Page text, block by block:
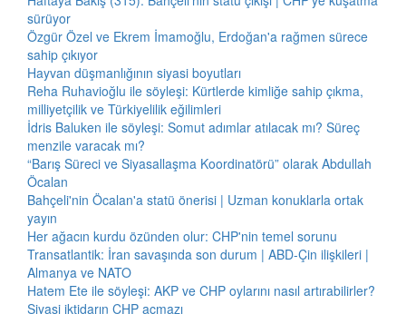
sürüyor
Özgür Özel ve Ekrem İmamoğlu, Erdoğan'a rağmen sürece
sahip çıkıyor
Hayvan düşmanlığının siyasi boyutları
Reha Ruhavioğlu ile söyleşi: Kürtlerde kimliğe sahip çıkma,
milliyetçilik ve Türkiyelilik eğilimleri
İdris Baluken ile söyleşi: Somut adımlar atılacak mı? Süreç
menzile varacak mı?
“Barış Süreci ve Siyasallaşma Koordinatörü” olarak Abdullah
Öcalan
Bahçeli'nin Öcalan'a statü önerisi | Uzman konuklarla ortak
yayın
Her ağacın kurdu özünden olur: CHP'nin temel sorunu
Transatlantik: İran savaşında son durum | ABD-Çin ilişkileri |
Almanya ve NATO
Hatem Ete ile söyleşi: AKP ve CHP oylarını nasıl artırabilirler?
Siyasi iktidarın CHP açmazı